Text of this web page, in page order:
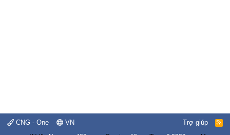
CNG - One VN Trợ giúp
R